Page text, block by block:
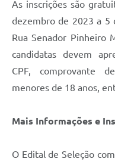
As inscrições são
dezembro de 2023 a 5
Rua Senador Pinheiro
candidatas devem
CPF, comprovante
menores de 18 anos,
Mais Informações e
O Edital de Seleção